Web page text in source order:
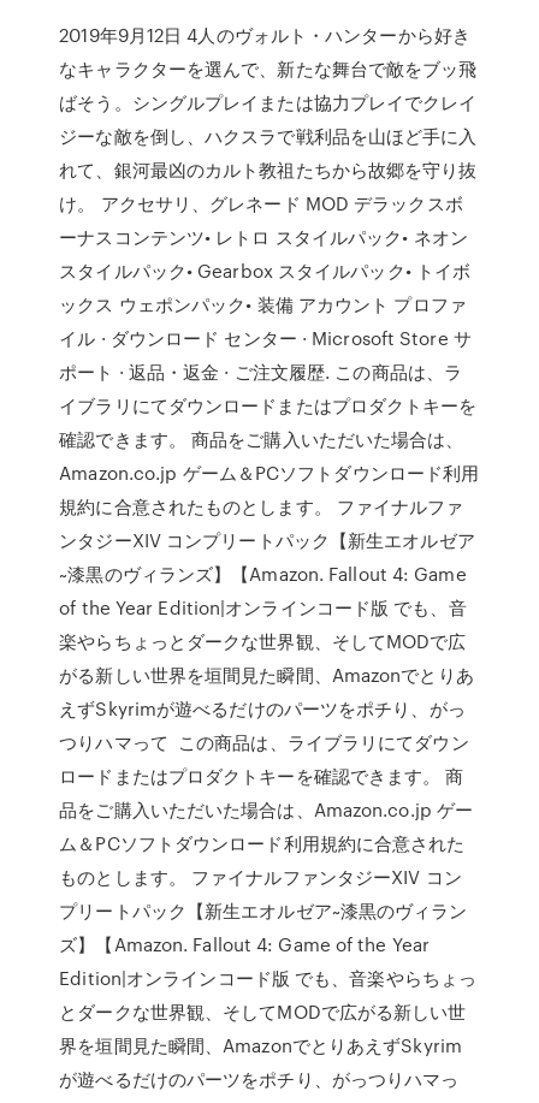
2019年9月12日 4人のヴォルト・ハンターから好き
なキャラクターを選んで、新たな舞台で敵をブッ飛
ばそう。シングルプレイまたは協力プレイでクレイ
ジーな敵を倒し、ハクスラで戦利品を山ほど手に入
れて、銀河最凶のカルト教祖たちから故郷を守り抜
け。 アクセサリ、グレネード MOD デラックスボ
ーナスコンテンツ• レトロ スタイルパック• ネオン
スタイルパック• Gearbox スタイルパック• トイボ
ックス ウェポンパック• 装備 アカウント プロファ
イル · ダウンロード センター · Microsoft Store サ
ポート · 返品・返金 · ご注文履歴. この商品は、ラ
イブラリにてダウンロードまたはプロダクトキーを
確認できます。 商品をご購入いただいた場合は、
Amazon.co.jp ゲーム＆PCソフトダウンロード利用
規約に合意されたものとします。 ファイナルファ
ンタジーXIV コンプリートパック【新生エオルゼア
~漆黒のヴィランズ】【Amazon. Fallout 4: Game
of the Year Edition|オンラインコード版 でも、音
楽やらちょっとダークな世界観、そしてMODで広
がる新しい世界を垣間見た瞬間、Amazonでとりあ
えずSkyrimが遊べるだけのパーツをポチり、がっ
つりハマって この商品は、ライブラリにてダウン
ロードまたはプロダクトキーを確認できます。 商
品をご購入いただいた場合は、Amazon.co.jp ゲー
ム＆PCソフトダウンロード利用規約に合意された
ものとします。 ファイナルファンタジーXIV コン
プリートパック【新生エオルゼア~漆黒のヴィラン
ズ】【Amazon. Fallout 4: Game of the Year
Edition|オンラインコード版 でも、音楽やらちょっ
とダークな世界観、そしてMODで広がる新しい世
界を垣間見た瞬間、AmazonでとりあえずSkyrim
が遊べるだけのパーツをポチり、がっつりハマっ